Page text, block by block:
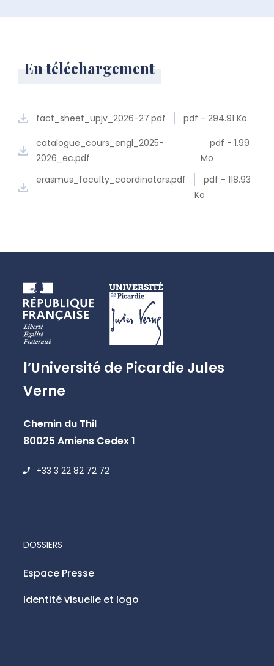
En téléchargement
fact_sheet_upjv_2026-27.pdf pdf - 294.91 Ko
catalogue_cours_engl_2025-
2026_ec.pdf
pdf - 1.99
Mo
erasmus_faculty_coordinators.pdf
pdf - 118.93
Ko
l’Université de Picardie Jules
Verne
Chemin du Thil
80025 Amiens Cedex 1
+33 3 22 82 72 72
DOSSIERS
Espace Presse
Identité visuelle et logo